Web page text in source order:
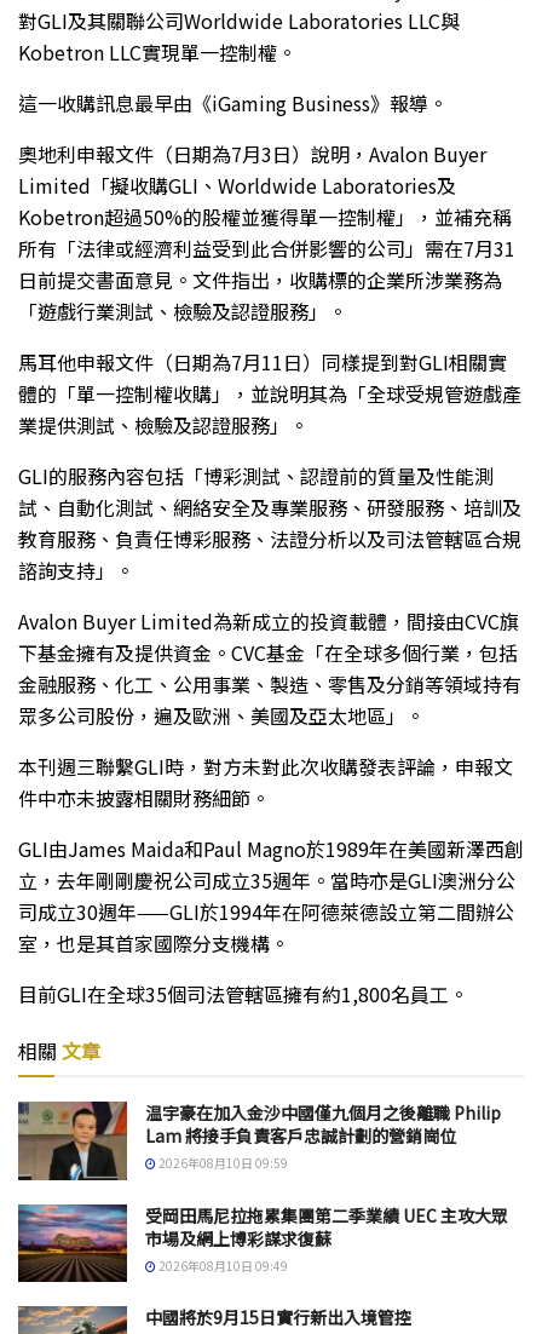
對GLI及其關聯公司Worldwide Laboratories LLC與
Kobetron LLC實現單一控制權。
這一收購訊息最早由《iGaming Business》報導。
奧地利申報文件（日期為7月3日）說明，Avalon Buyer
Limited「擬收購GLI、Worldwide Laboratories及
Kobetron超過50%的股權並獲得單一控制權」，並補充稱
所有「法律或經濟利益受到此合併影響的公司」需在7月31
日前提交書面意見。文件指出，收購標的企業所涉業務為
「遊戲行業測試、檢驗及認證服務」。
馬耳他申報文件（日期為7月11日）同樣提到對GLI相關實
體的「單一控制權收購」，並說明其為「全球受規管遊戲產
業提供測試、檢驗及認證服務」。
GLI的服務內容包括「博彩測試、認證前的質量及性能測
試、自動化測試、網絡安全及專業服務、研發服務、培訓及
教育服務、負責任博彩服務、法證分析以及司法管轄區合規
諮詢支持」。
Avalon Buyer Limited為新成立的投資載體，間接由CVC旗
下基金擁有及提供資金。CVC基金「在全球多個行業，包括
金融服務、化工、公用事業、製造、零售及分銷等領域持有
眾多公司股份，遍及歐洲、美國及亞太地區」。
本刊週三聯繫GLI時，對方未對此次收購發表評論，申報文
件中亦未披露相關財務細節。
GLI由James Maida和Paul Magno於1989年在美國新澤西創
立，去年剛剛慶祝公司成立35週年。當時亦是GLI澳洲分公
司成立30週年——GLI於1994年在阿德萊德設立第二間辦公
室，也是其首家國際分支機構。
目前GLI在全球35個司法管轄區擁有約1,800名員工。
相關 文章
温宇豪在加入金沙中國僅九個月之後離職 Philip
Lam 將接手負責客戶忠誠計劃的營銷崗位
2026年08月10日 09:59
受岡田馬尼拉拖累集團第二季業績 UEC 主攻大眾
市場及網上博彩謀求復蘇
2026年08月10日 09:49
中國將於9月15日實行新出入境管控